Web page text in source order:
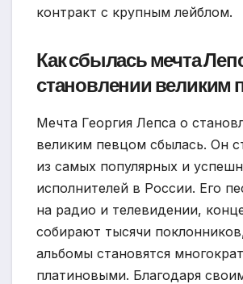
контракт с крупным лейблом.
Как сбылась мечта
становлении великим
Мечта Георгия Лепса о
великим певцом сбылась. Он
из самых популярных и
исполнителей в России. Его
на радио и телевидении,
собирают тысячи
альбомы становятся
платиновыми. Благодаря